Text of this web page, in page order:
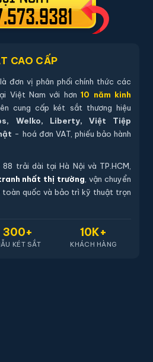
thuộc dòngKét sắt Bofađể tiện so
5D1-30S1 điện tử chính hãng
cm
CAO CẤP
là đơn vị phân phối chính thức các
Việt Nam với hơn10 năm kinh
cung cấp két sắt thương hiệu
Welko, Liberty, Việt Tiệp
- hoá đơn VAT, phiếu bảo hành
trải dài tại Hà Nội và TP.HCM,
nhất thị trường , vận chuyển
toàn quốc và bảo trì kỹ thuật trọn
300+
KÉT SẮT
10K+
KHÁCH HÀNG